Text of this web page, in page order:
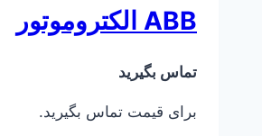
ABB الکتروموتور
تماس بگیرید
برای قیمت تماس بگیرید.